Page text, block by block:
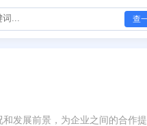
查
发展前景，为企业之间的合作